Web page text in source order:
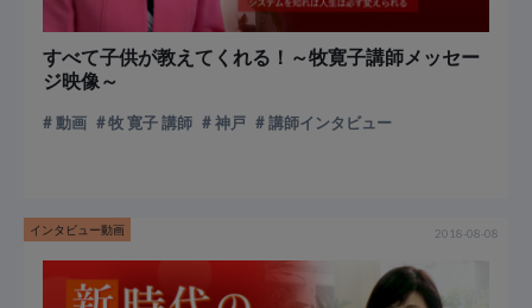
すべて子供が教えてくれる！～牧寛子講師メッセー
ジ映像～
動画 牧 寛子 講師 神戸 講師インタビュー
インタビュー動画 2018-08-08